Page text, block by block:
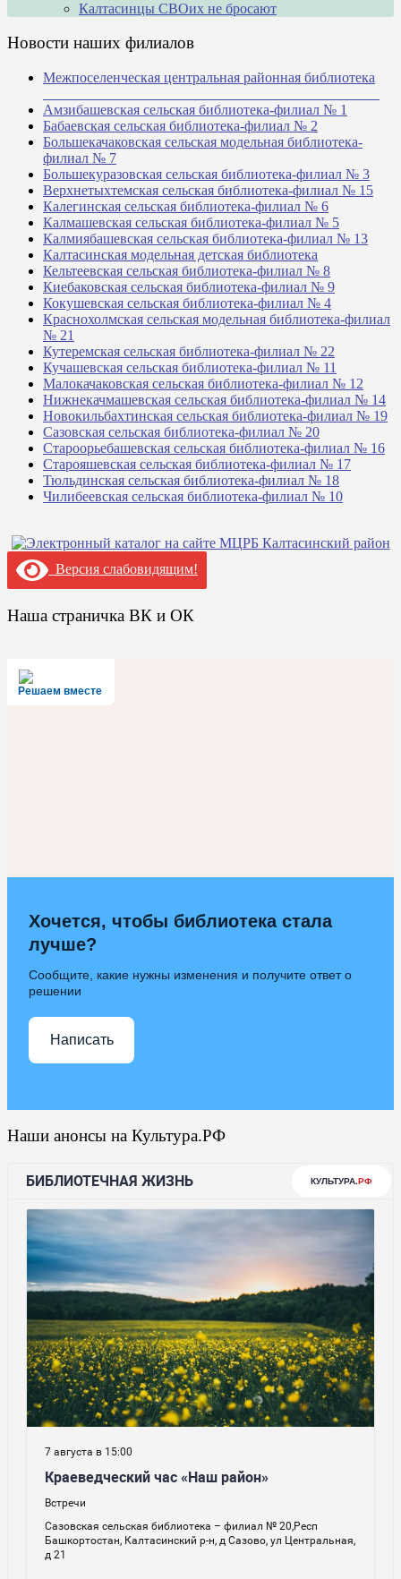
Калтасинцы СВОих не бросают
Новости наших филиалов
Межпоселенческая центральная районная библиотека
Амзибашевская сельская библиотека-филиал № 1
Бабаевская сельская библиотека-филиал № 2
Большекачаковская сельская модельная библиотека-
филиал № 7
Большекуразовская сельская библиотека-филиал № 3
Верхнетыхтемская сельская библиотека-филиал № 15
Калегинская сельская библиотека-филиал № 6
Калмашевская сельская библиотека-филиал № 5
Калмиябашевская сельская библиотека-филиал № 13
Калтасинская модельная детская библиотека
Кельтеевская сельская библиотека-филиал № 8
Киебаковская сельская библиотека-филиал № 9
Кокушевская сельская библиотека-филиал № 4
Краснохолмская сельская модельная библиотека-филиал
№ 21
Кутеремская сельская библиотека-филиал № 22
Кучашевская сельская библиотека-филиал № 11
Малокачаковская сельская библиотека-филиал № 12
Нижнекачмашевская сельская библиотека-филиал № 14
Новокильбахтинская сельская библиотека-филиал № 19
Сазовская сельская библиотека-филиал № 20
Староорьебашевская сельская библиотека-филиал № 16
Старояшевская сельская библиотека-филиал № 17
Тюльдинская сельская библиотека-филиал № 18
Чилибеевская сельская библиотека-филиал № 10
Версия слабовидящим!
Наша страничка ВК и ОК
Решаем вместе
Хочется, чтобы библиотека стала
лучше?
Сообщите, какие нужны изменения и получите ответ о
решении
Написать
Наши анонсы на Культура.РФ